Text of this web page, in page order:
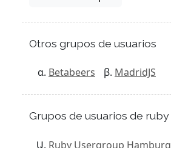
Otros grupos de usuarios
Betabeers MadridJS
Grupos de usuarios de ruby
Ruby Usergroup Hamburg